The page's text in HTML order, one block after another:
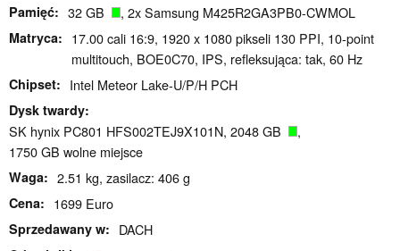
Pamięć 32 GB , 2x Samsung M425R2GA3PB0-CWMOL
Matryca
17.00 cali 16:9, 1920 x 1080 pikseli 130 PPI, 10-point
multitouch, BOE0C70, IPS, refleksująca: tak, 60 Hz
Chipset Intel Meteor Lake-U/P/H PCH
Dysk twardy
SK hynix PC801 HFS002TEJ9X101N, 2048 GB
,
1750 GB wolne miejsce
Waga 2.51 kg, zasilacz: 406 g
Cena 1699 Euro
Sprzedawany w DACH